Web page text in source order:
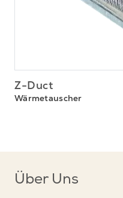
Z-Duct
Wärmetauscher
Über Uns